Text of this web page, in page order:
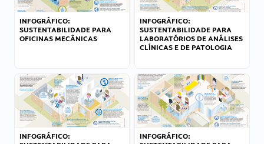
INFOGRÁFICO:
SUSTENTABILIDADE PARA
OFICINAS MECÂNICAS
INFOGRÁFICO:
SUSTENTABILIDADE PARA
LABORATÓRIOS DE ANÁLISES
CLÍNICAS E DE PATOLOGIA
INFOGRÁFICO:
INFOGRÁFICO: